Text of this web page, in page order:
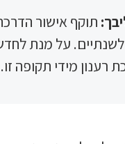
הדרכת עבודה
מנת לחדש התעודה יש
זו.